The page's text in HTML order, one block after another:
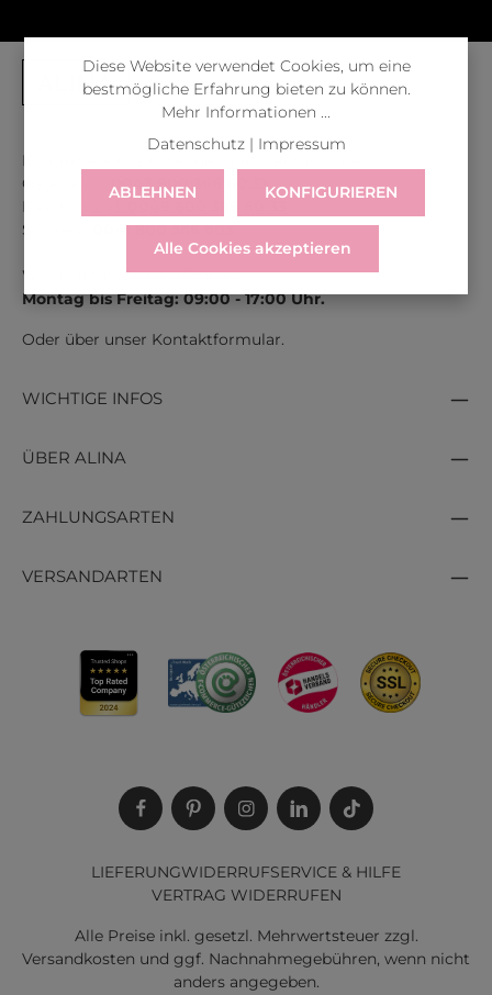
Kontaktiere uns unter der gratis Rufnummer:
Österreich: 0043 800 366 60 33
Deutschland:
Schweiz:
0041 800 366 603
Wir sind für dich erreichbar:
Montag bis Freitag: 09:00 - 17:00 Uhr.
Oder über unser Kontaktformular.
WICHTIGE INFOS
ÜBER ALINA
ZAHLUNGSARTEN
VERSANDARTEN
LIEFERUNGWIDERRUFSERVICE & HILFE
VERTRAG WIDERRUFEN
Alle Preise inkl. gesetzl. Mehrwertsteuer zzgl.
Versandkosten und ggf. Nachnahmegebühren, wenn nicht
anders angegeben.
Diese Website verwendet Cookies, um eine
bestmögliche Erfahrung bieten zu können.
Mehr Informationen ...
Datenschutz| Impressum
ABLEHNEN KONFIGURIEREN
Alle Cookies akzeptieren